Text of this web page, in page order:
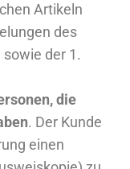
Artikeln
des
der 1.
die
. Der Kunde
einen